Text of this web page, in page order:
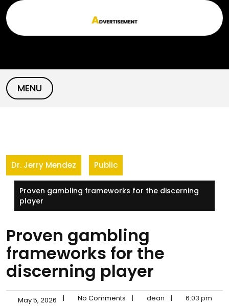
Skip
content
MENU
Dr. Jerry Mendez Public
Proven gambling frameworks for the discerning
player
Proven gambling
frameworks for the
discerning player
May 5, 2026 | No Comments | dean | 6:03 pm